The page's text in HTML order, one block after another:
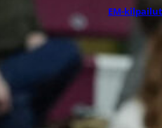
EM-kilpailut